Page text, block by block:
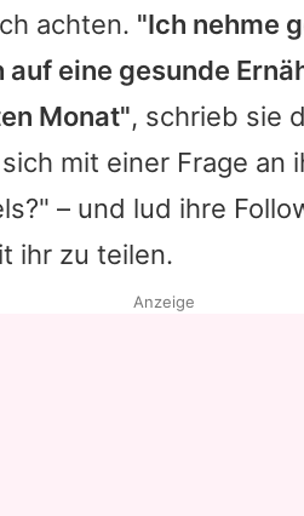
achten. "Ich nehme
eine gesunde
Monat", schrieb sie
mit einer Frage an
– und lud ihre
ihr zu teilen.
Anzeige